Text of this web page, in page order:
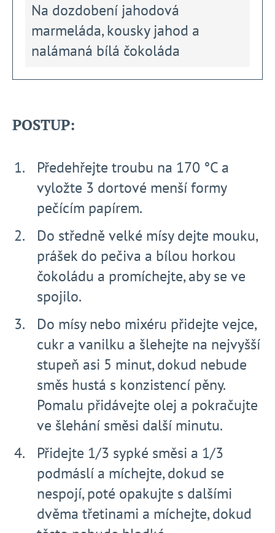
Na dozdobení jahodová
marmeláda, kousky jahod a
nalámaná bílá čokoláda
POSTUP:
Předehřejte troubu na 170 °C a
vyložte 3 dortové menší formy
pečícím papírem.
Do středně velké mísy dejte mouku,
prášek do pečiva a bílou horkou
čokoládu a promíchejte, aby se ve
spojilo.
Do mísy nebo mixéru přidejte vejce,
cukr a vanilku a šlehejte na nejvyšší
stupeň asi 5 minut, dokud nebude
směs hustá s konzistencí pěny.
Pomalu přidávejte olej a pokračujte
ve šlehání směsi další minutu.
Přidejte 1/3 sypké směsi a 1/3
podmáslí a míchejte, dokud se
nespojí, poté opakujte s dalšími
dvěma třetinami a míchejte, dokud